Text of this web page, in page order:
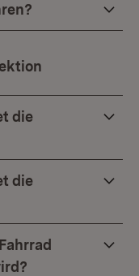
die
die